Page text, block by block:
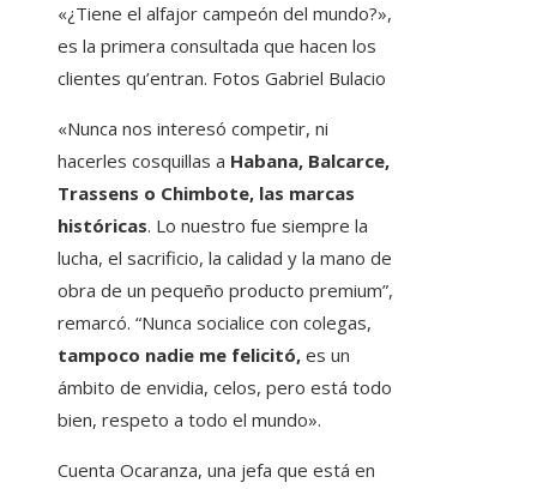
«¿Tiene el alfajor campeón del mundo?»,
es la primera consultada que hacen los
clientes qu’entran. Fotos Gabriel Bulacio
«Nunca nos interesó competir, ni
hacerles cosquillas a Habana, Balcarce,
Trassens o Chimbote, las marcas
históricas. Lo nuestro fue siempre la
lucha, el sacrificio, la calidad y la mano de
obra de un pequeño producto premium”,
remarcó. “Nunca socialice con colegas,
tampoco nadie me felicitó, es un
ámbito de envidia, celos, pero está todo
bien, respeto a todo el mundo».
Cuenta Ocaranza, una jefa que está en